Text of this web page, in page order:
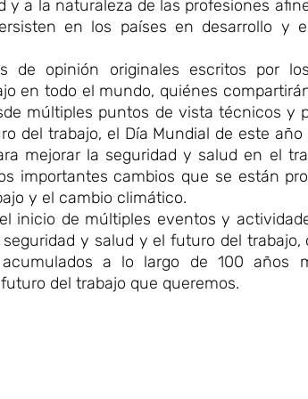
a la naturaleza de las profesiones
en los países en desarrollo y
de opinión originales escritos por
en todo el mundo, quiénes
múltiples puntos de vista técnicos y
del trabajo, el Día Mundial de este
mejorar la seguridad y salud en el
importantes cambios que se están
y el cambio climático.
inicio de múltiples eventos y
y salud y el futuro del trabajo,
a lo largo de 100 años
del trabajo que queremos.